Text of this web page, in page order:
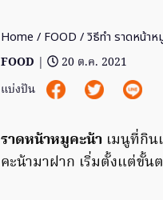
Home / FOOD / วิธีทำ ราดหน้าห
FOOD |
20 ต.ค. 2021
แบ่งปัน
ราดหน้าหมูคะน้า เมนูที่กิน
คะน้ามาฝาก เริ่มตั้งแต่ขั้น